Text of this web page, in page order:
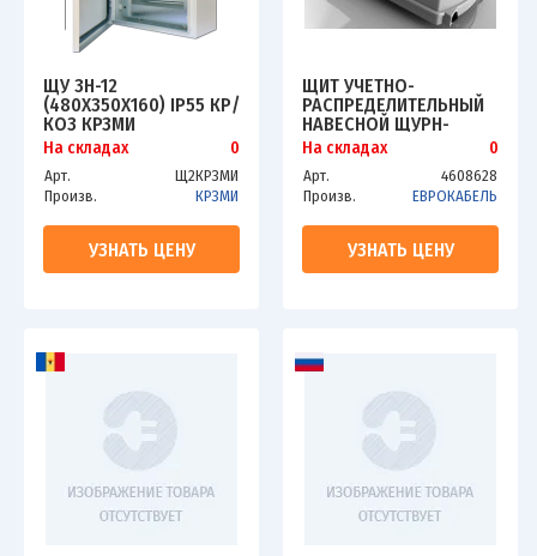
ЩУ 3Н-12
(480Х350Х160) IP55 КР/
КОЗ КРЗМИ
На складах 0
Арт.
Щ2КРЗМИ
Произв.
КРЗМИ
УЗНАТЬ ЦЕНУ
ЩИТ УЧЕТНО-
РАСПРЕДЕЛИТЕЛЬНЫЙ
НАВЕСНОЙ ЩУРН-
П-1/3О IP54
ПЛАСТИКОВЫЙ (CZU-
220E)
На складах 0
Арт.
4608628
Произв.
ЕВРОКАБЕЛЬ
УЗНАТЬ ЦЕНУ